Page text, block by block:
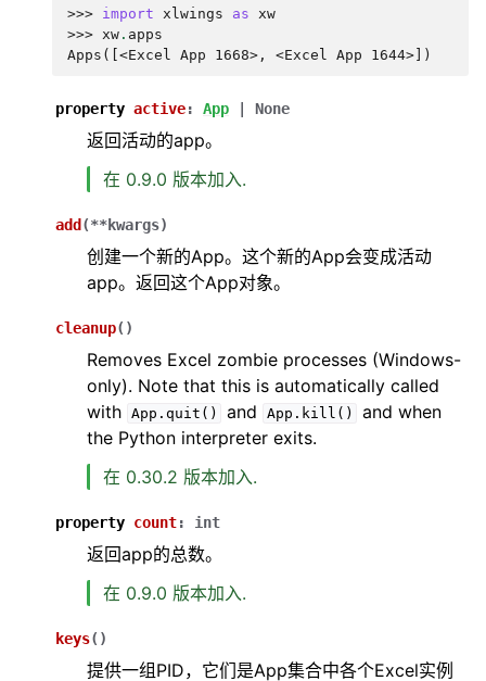
>>> import xlwings as xw
>>> xw . apps
Apps([<Excel App 1668>, <Excel App 1644>])
property active: App None
返回活动的app。
在 0.9.0 版本加入.
add (**kwargs)
创建一个新的App。这个新的App会变成活动
app。返回这个App对象。
cleanup( )
Removes Excel zombie processes (Windows-
only). Note that this is automatically called
with App.quit() and App.kill()
and when
the Python interpreter exits.
在 0.30.2 版本加入.
property count: int
返回app的总数。
在 0.9.0 版本加入.
keys( )
提供一组PID，它们是App集合中各个Excel实例